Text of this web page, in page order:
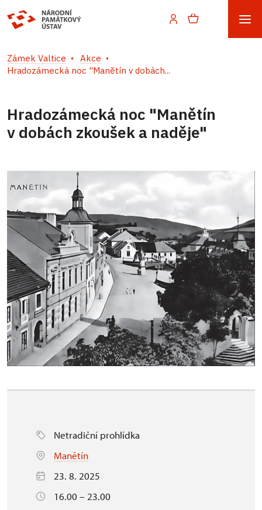
Zámek Valtice
Akce
Hradozámecká noc "Manětín v dobách...
Hradozámecká noc "Manětín
v dobách zkoušek a naděje"
Netradiční prohlídka
Manětín
23. 8. 2025
16.00 – 23.00